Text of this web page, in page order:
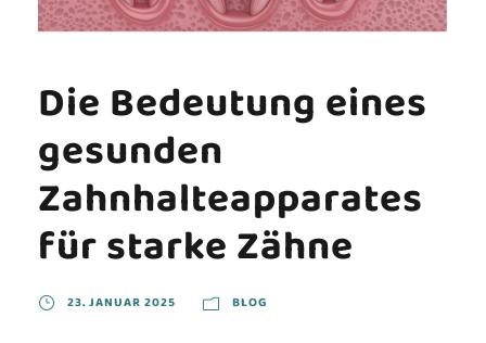
Die Bedeutung eines
gesunden
Zahnhalteapparates
für starke Zähne
23. JANUAR 2025 BLOG